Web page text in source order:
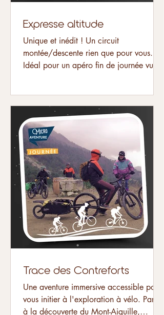
Expresse altitude
Unique et inédit ! Un circuit
montée/descente rien que pour vous.
Idéal pour un apéro fin de journée vue
Trace des Contreforts
Une aventure immersive accessible pour
vous initier à l'exploration à vélo. Partez
à la découverte du Mont-Aiguille,